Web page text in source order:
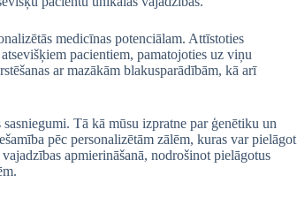
medicīnas potenciālam. Attīstoties
pacientiem, pamatojoties uz viņu
ar mazākām blakusparādībām, kā arī
Tā kā mūsu izpratne par ģenētiku un
pēc personalizētām zālēm, kuras var pielāgot
apmierināšanā, nodrošinot pielāgotus